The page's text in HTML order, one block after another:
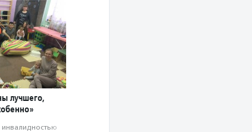
лучшего,